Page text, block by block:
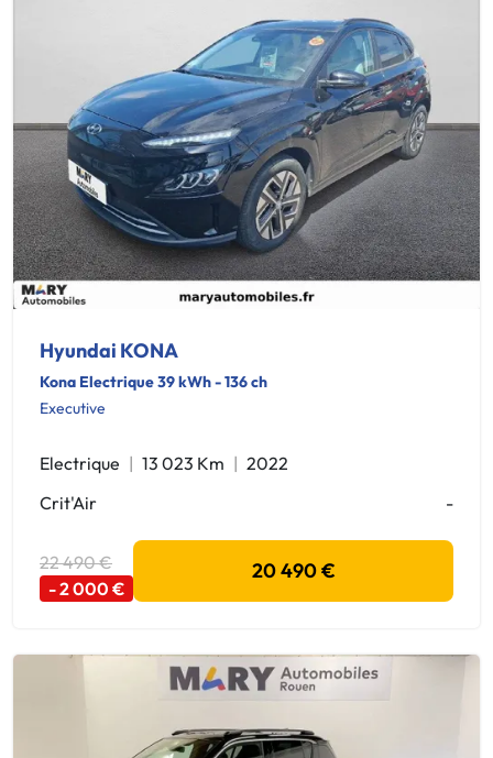
Hyundai KONA
Kona Electrique 39 kWh - 136 ch
Executive
Electrique 13 023 Km
2022
Crit'Air
-
22 490 €
- 2 000 €
20 490 €